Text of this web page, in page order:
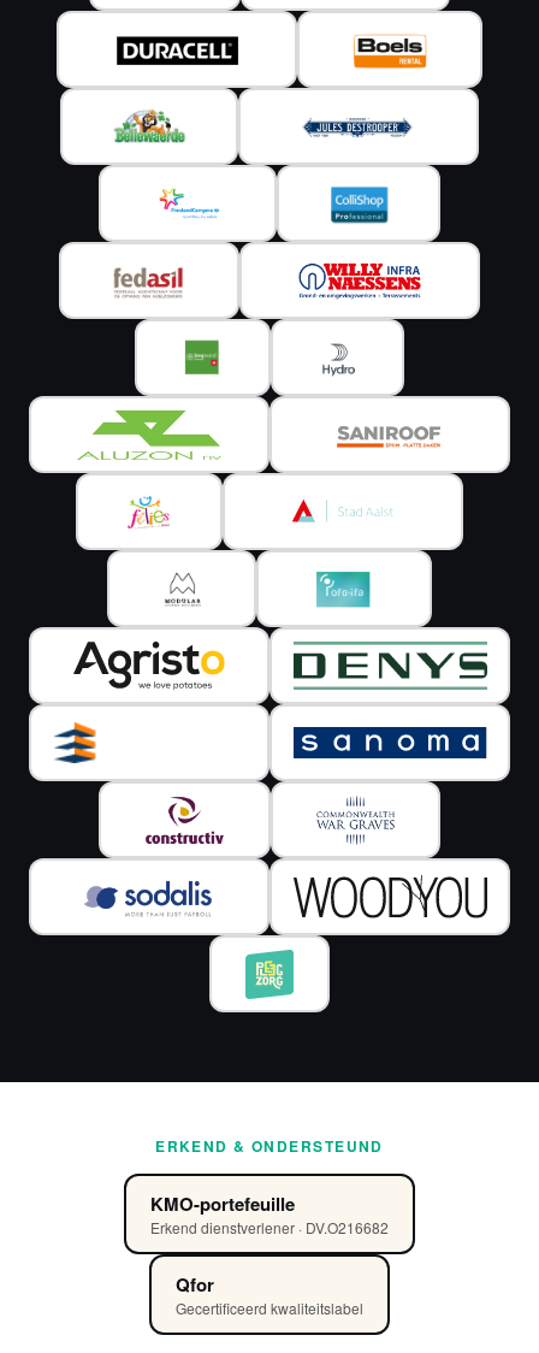
ERKEND & ONDERSTEUND
KMO-portefeuille
Erkend dienstverlener · DV.O216682
Qfor
Gecertificeerd kwaliteitslabel